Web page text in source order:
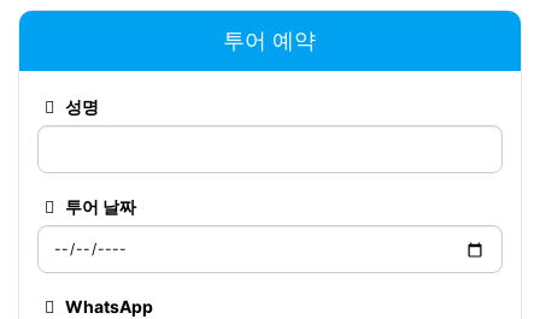
투어 예약
성명
투어 날짜
WhatsApp